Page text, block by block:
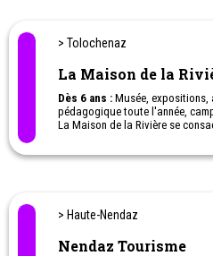
> Tolochenaz
La Maison de la
Dès 6 ans : Musée,
pédagogique toute l'année,
La Maison de la Rivière se
> Haute-Nendaz
Nendaz Tourisme